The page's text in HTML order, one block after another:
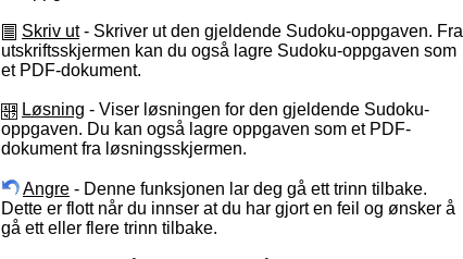
Skriv ut- Skriver ut den gjeldende Sudoku-oppgaven. Fra
utskriftsskjermen kan du også lagre Sudoku-oppgaven som
et PDF-dokument.
Løsning - Viser løsningen for den gjeldende Sudoku-
oppgaven. Du kan også lagre oppgaven som et PDF-
dokument fra løsningsskjermen.
Angre - Denne funksjonen lar deg gå ett trinn tilbake.
Dette er flott når du innser at du har gjort en feil og ønsker å
gå ett eller flere trinn tilbake.